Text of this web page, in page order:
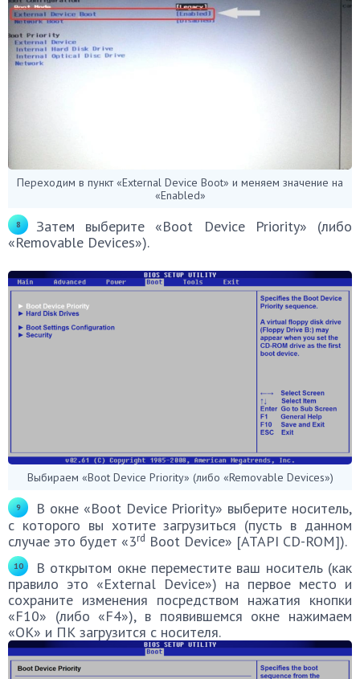
Переходим в пункт «External Device Boot» и меняем значение на
«Enabled»
Затем выберите «Boot Device Priority» (либо
«Removable Devices»).
Выбираем «Boot Device Priority» (либо «Removable Devices»)
В окне «Boot Device Priority» выберите носитель,
с которого вы хотите загрузиться (пусть в данном
случае это будет «3rd Boot Device» [ATAPI CD-ROM]).
В открытом окне переместите ваш носитель (как
правило это «External Device») на первое место и
сохраните изменения посредством нажатия кнопки
«F10» (либо «F4»), в появившемся окне нажимаем
«ОК» и ПК загрузится с носителя.